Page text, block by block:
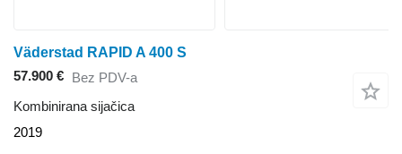
Väderstad RAPID A 400 S
57.900 € Bez PDV-a
Kombinirana sijačica
2019